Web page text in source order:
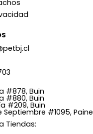
#878, Buin
#880, Buin
#209, Buin
Septiembre #1095, Paine
Tiendas: